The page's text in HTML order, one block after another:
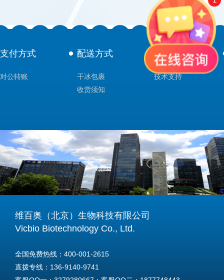
LGC Maine Standards Biolife
Abbexa AbD Serotec
支付方式
对公转账
配送方式
干冰包裹
收货须知
售后服务
技术支持
维百奥（北京）生物科技有限公司
Vicbio Biotechnology Co., Ltd.
全国免费热线：400-001-2615
直拨专线：136-9140-9741